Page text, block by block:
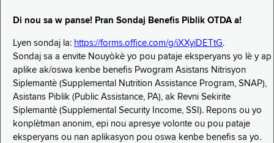
Di nou sa w panse! Pran Sondaj Benefis Piblik OTDA a!
Lyen sondaj la: https://forms.office.com/g/iXXyiDETtG.
Sondaj sa a envite Nouyòkè yo pou pataje eksperyans yo lè y ap
aplike ak/oswa kenbe benefis Pwogram Asistans Nitrisyon
Siplemantè (Supplemental Nutrition Assistance Program, SNAP),
Asistans Piblik (Public Assistance, PA), ak Revni Sekirite
Siplemantè (Supplemental Security Income, SSI). Repons ou yo
konplètman anonim, epi nou apresye volonte ou pou pataje
eksperyans ou nan aplikasyon pou oswa kenbe benefis sa yo.